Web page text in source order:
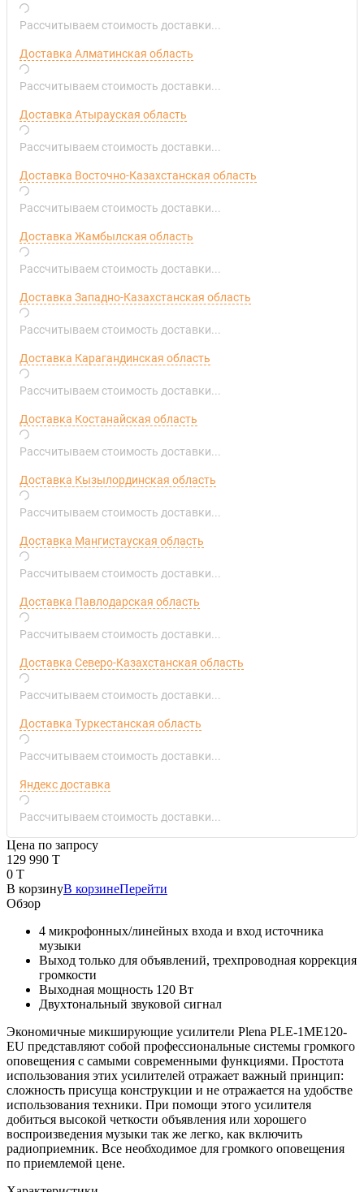
Рассчитываем стоимость доставки...
Доставка Алматинская область
Рассчитываем стоимость доставки...
Доставка Атырауская область
Рассчитываем стоимость доставки...
Доставка Восточно-Казахстанская область
Рассчитываем стоимость доставки...
Доставка Жамбылская область
Рассчитываем стоимость доставки...
Доставка Западно-Казахстанская область
Рассчитываем стоимость доставки...
Доставка Карагандинская область
Рассчитываем стоимость доставки...
Доставка Костанайская область
Рассчитываем стоимость доставки...
Доставка Кызылординская область
Рассчитываем стоимость доставки...
Доставка Мангистауская область
Рассчитываем стоимость доставки...
Доставка Павлодарская область
Рассчитываем стоимость доставки...
Доставка Северо-Казахстанская область
Рассчитываем стоимость доставки...
Доставка Туркестанская область
Рассчитываем стоимость доставки...
Яндекс доставка
Рассчитываем стоимость доставки...
Цена по запросу
129 990 T
0 T
В корзинуВ корзинеПерейти
Обзор
4 микрофонных/линейных входа и вход источника
музыки
Выход только для объявлений, трехпроводная коррекция
громкости
Выходная мощность 120 Вт
Двухтональный звуковой сигнал
Экономичные микширующие усилители Plena PLE-1ME120-
EU представляют собой профессиональные системы громкого
оповещения с самыми современными функциями. Простота
использования этих усилителей отражает важный принцип:
сложность присуща конструкции и не отражается на удобстве
использования техники. При помощи этого усилителя
добиться высокой четкости объявления или хорошего
воспроизведения музыки так же легко, как включить
радиоприемник. Все необходимое для громкого оповещения
по приемлемой цене.